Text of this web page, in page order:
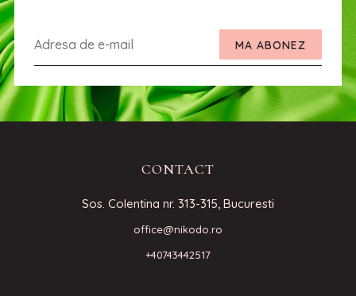
MA ABONEZ
CONTACT
Sos. Colentina nr. 313-315, Bucuresti
office@nikodo.ro
+40743442517